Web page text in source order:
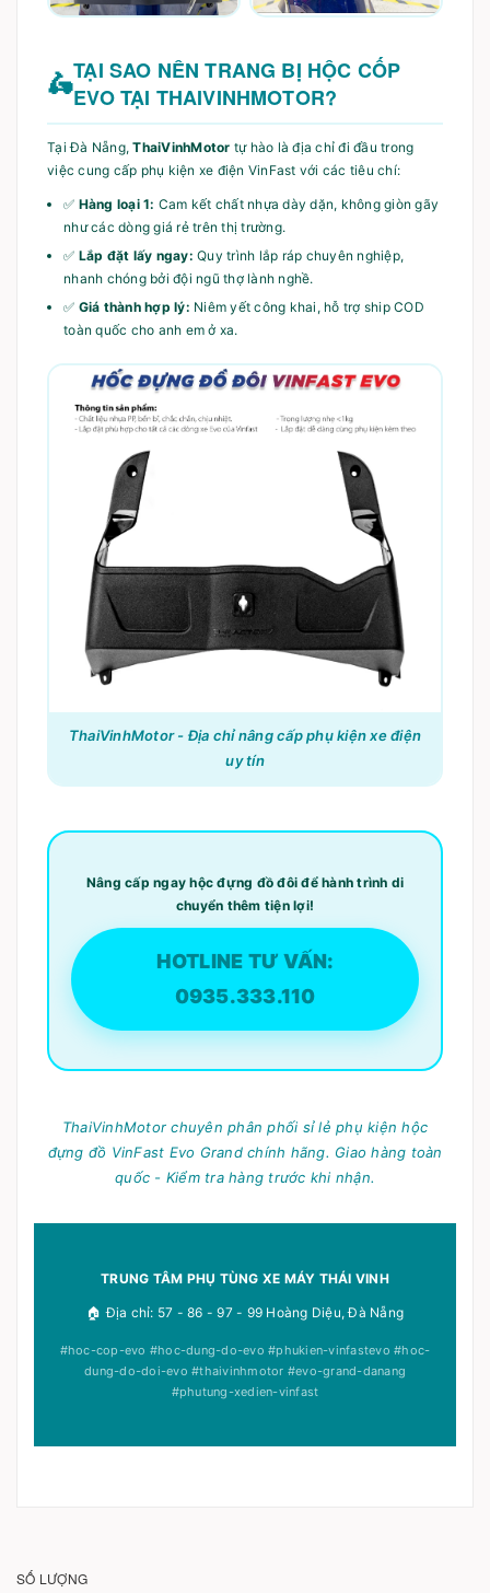
TẠI SAO NÊN TRANG BỊ HỘC CỐP
EVO TẠI THAIVINHMOTOR?
Tại Đà Nẵng,ThaiVinhMotor tự hào là địa chỉ đi đầu trong
việc cung cấp phụ kiện xe điện VinFast với các tiêu chí:
✅ Hàng loại 1: Cam kết chất nhựa dày dặn, không giòn gãy
như các dòng giá rẻ trên thị trường.
✅ Lắp đặt lấy ngay: Quy trình lắp ráp chuyên nghiệp,
nhanh chóng bởi đội ngũ thợ lành nghề.
✅ Giá thành hợp lý: Niêm yết công khai, hỗ trợ ship COD
toàn quốc cho anh em ở xa.
ThaiVinhMotor - Địa chỉ nâng cấp phụ kiện xe điện
uy tín
Nâng cấp ngay hộc đựng đồ đôi để hành trình di
chuyển thêm tiện lợi!
HOTLINE TƯ VẤN:
0935.333.110
ThaiVinhMotor chuyên phân phối sỉ lẻ phụ kiện hộc
đựng đồ VinFast Evo Grand chính hãng. Giao hàng toàn
quốc - Kiểm tra hàng trước khi nhận.
TRUNG TÂM PHỤ TÙNG XE MÁY THÁI VINH
🏠 Địa chỉ: 57 - 86 - 97 - 99 Hoàng Diệu, Đà Nẵng
#hoc-cop-evo #hoc-dung-do-evo #phukien-vinfastevo #hoc-
dung-do-doi-evo #thaivinhmotor #evo-grand-danang
#phutung-xedien-vinfast
SỐ LƯỢNG